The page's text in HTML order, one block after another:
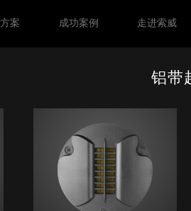
案 成功案例 走进索威
铝带